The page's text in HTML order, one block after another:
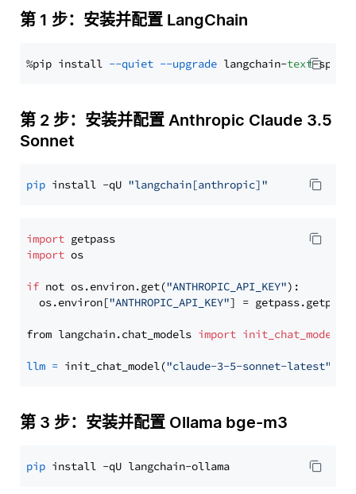
第 1 步：安装并配置 LangChain
%pip install --quiet --upgrade langchain-text
第 2 步：安装并配置 Anthropic Claude 3.5
Sonnet
pip install -qU "langchain[anthropic]"
import
import os
if not os.environ.get("ANTHROPIC_API_KEY"):
  os.environ[
"ANTHROPIC_API_KEY"] = getpass.getpass(
from langchain.chat_models import init_chat_model
llm = init_chat_model("claude-3-5-sonnet-latest"
第 3 步：安装并配置 Ollama bge-m3
pip